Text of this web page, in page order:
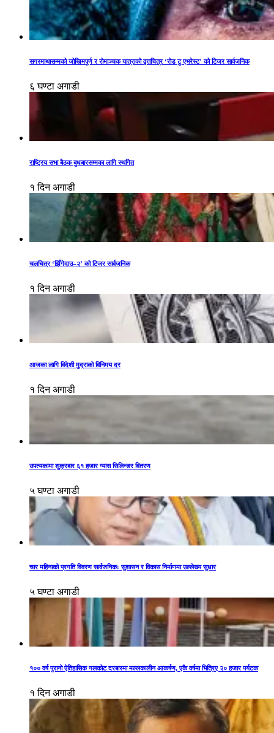
सगरमाथासम्मको जोखिमपूर्ण र रोमाञ्चक यात्राको वृत्तचित्र ‘रोड टु एभरेस्ट’ को टिजर सार्वजनिक
६ घण्टा अगाडी
राष्ट्रिय सभा बैठक बुधबारसम्मका लागि स्थगित
१ दिन अगाडी
चलचित्र ‘झिँगेदाउ–२’ को टिजर सार्वजनिक
१ दिन अगाडी
आजका लागि विदेशी मुद्राको विनिमय दर
१ दिन अगाडी
उपत्यकामा शुक्रबार ६१ हजार ग्यास सिलिन्डर वितरण
५ घण्टा अगाडी
चार महिनाको प्रगति विवरण सार्वजनिक: सुशासन र विकास निर्माणमा उल्लेख्य सुधार
५ घण्टा अगाडी
१०० वर्ष पुरानो ऐतिहासिक गलकोट दरबारमा मल्लकालीन आकर्षण, एकै वर्षमा भित्रिए २० हजार पर्यटक
१ दिन अगाडी